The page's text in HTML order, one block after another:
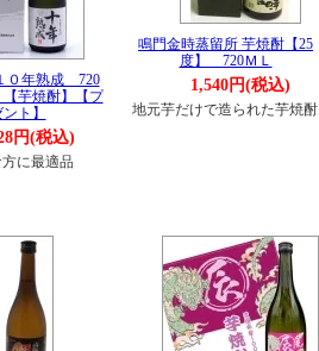
０年熟成 720
芋焼酎】【プ
ト】
円(税込)
に最適品
鳴門金時蒸留所 芋焼酎【25
度】 720ＭＬ
1,540円(税込)
地元芋だけで造られた芋焼酎